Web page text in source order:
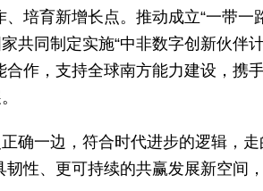
培育新增长点。推动成立“一带一
共同制定实施“中非数字创新伙伴
作，支持全球南方能力建设，携
确一边，符合时代进步的逻辑，
性、更可持续的共赢发展新空间